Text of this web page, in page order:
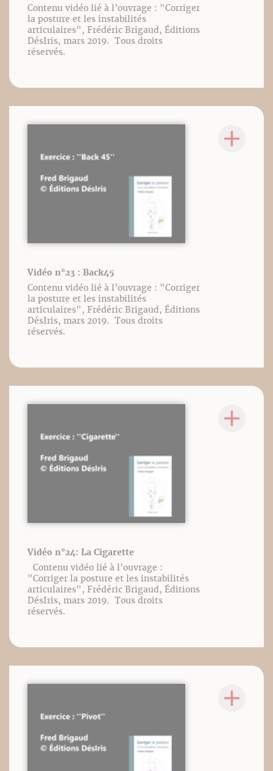
Contenu vidéo lié à l’ouvrage : "Corriger
la posture et les instabilités
articulaires", Frédéric Brigaud, Éditions
DésIris, mars 2019. Tous droits
réservés.
Vidéo n°23 : Back45
Contenu vidéo lié à l’ouvrage : "Corriger
la posture et les instabilités
articulaires", Frédéric Brigaud, Éditions
DésIris, mars 2019. Tous droits
réservés.
Vidéo n°24: La Cigarette
Contenu vidéo lié à l’ouvrage :
"Corriger la posture et les instabilités
articulaires", Frédéric Brigaud, Éditions
DésIris, mars 2019. Tous droits
réservés.